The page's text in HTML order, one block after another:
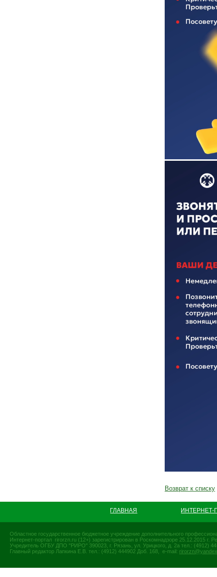
Возврат к списку
ГЛАВНАЯ
Областное государственное бюджетное учреждение дополнительного
Интернет-портал rirorzn.ru (12+) зарегистрирован в Роскомнадзоре 25.12.2015
Учредитель ОГБУ ДПО "РИРО" 390023, г. Рязань, ул. Урицкого, д. 2а тел.: (4912)
Главный редактор Лапкина Е.В. тел.: (4912) 444902 Доб. 168, e-mail: